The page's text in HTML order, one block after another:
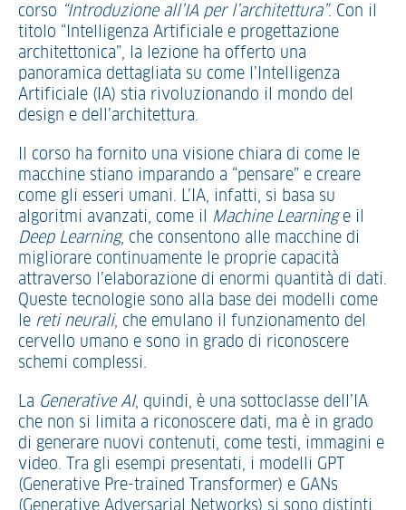
corso “Introduzione all’IA per l’architettura”. Con il
titolo “Intelligenza Artificiale e progettazione
architettonica”, la lezione ha offerto una
panoramica dettagliata su come l’Intelligenza
Artificiale (IA) stia rivoluzionando il mondo del
design e dell’architettura.
Il corso ha fornito una visione chiara di come le
macchine stiano imparando a “pensare” e creare
come gli esseri umani. L’IA, infatti, si basa su
algoritmi avanzati, come il
Machine Learninge il
Deep Learning, che consentono alle macchine di
migliorare continuamente le proprie capacità
attraverso l’elaborazione di enormi quantità di dati.
Queste tecnologie sono alla base dei modelli come
le reti neurali, che emulano il funzionamento del
cervello umano e sono in grado di riconoscere
schemi complessi.
La Generative AI, quindi, è una sottoclasse dell’IA
che non si limita a riconoscere dati, ma è in grado
di generare nuovi contenuti, come testi, immagini e
video. Tra gli esempi presentati, i modelli GPT
(Generative Pre-trained Transformer) e GANs
(Generative Adversarial Networks) si sono distinti